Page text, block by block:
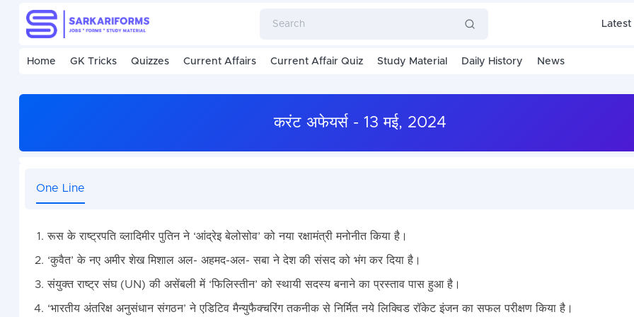
Latest
Home GK Tricks Quizzes Current Affairs Current Affair Quiz Study Material Daily History News
करंट अफेयर्स - 13 मई, 2024
One Line
रूस के राष्‍ट्रपति व्‍लादिमीर पुतिन ने ‘आंद्रेइ बेलोसोव’ को नया रक्षामंत्री मनोनीत किया है।
‘कुवैत’ के नए अमीर शेख मिशाल अल- अहमद-अल- सबा ने देश की संसद को भंग कर दिया है।
संयुक्त राष्ट्र संघ (UN) की असेंबली में ‘फिलिस्तीन’ को स्थायी सदस्य बनाने का प्रस्ताव पास हुआ है।
‘भारतीय अंतरिक्ष अनुसंधान संगठन’ ने एडिटिव मैन्युफैक्चरिंग तकनीक से निर्मित नये लिक्विड रॉकेट इंजन का सफल परीक्षण किया है।